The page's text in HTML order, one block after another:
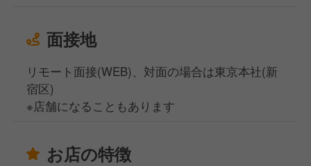
面接地
リモート面接(WEB)、対面の場合は東京本社(新
宿区)
※店舗になることもあります
お店の特徴